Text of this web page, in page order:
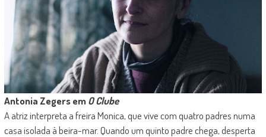
Antonia Zegers emO Clube
A atriz interpreta a freira Monica, que vive com quatro padres numa
casa isolada à beira-mar. Quando um quinto padre chega, desperta